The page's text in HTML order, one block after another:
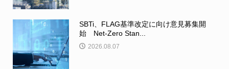
SBTi、FLAG基準改定に向け意見募集開
始 Net-Zero Stan...
2026.08.07